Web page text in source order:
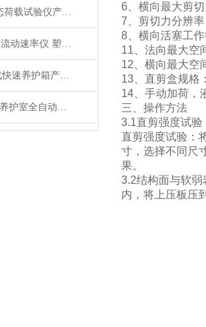
防水卷材抗静态荷载试验仪产品展示
XNR-400A熔体流动速率仪 塑料颗粒熔融指数仪展示
ZKY-400型蒸汽快速养护箱产品展示
FHBS系列标准养护室全自动恒温恒湿设备产品展示
6、横向最大剪
7、剪切力分辨
8、横向活塞工
11、法向最大空
12、横向最大空
13、直剪盒规格
14、手动加荷，
三、操作方法
3.1直剪强度试验
直剪强度试验：
寸，选择不同尺
果。
3.2结构面与软
内，将上压板压